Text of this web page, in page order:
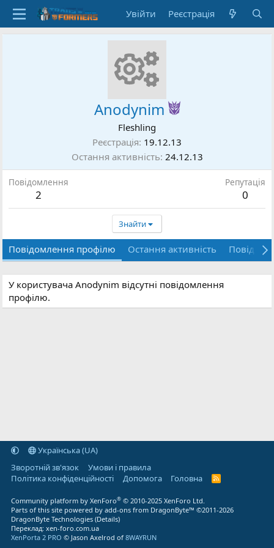
Увійти Реєстрація
Anodynim
Fleshling
Реєстрація 19.12.13
Остання активність 24.12.13
Повідомлення
2
Репутація
0
Знайти
Повідомлення профілю Остання активність
У користувача Anodynim відсутні повідомлення
профілю.
Українська (UA)
Зворотній зв'язок
Умови і правила
Політика конфіденційності
Дoпoмoга Головна
R
Community platform by XenForo® © 2010-2025 XenForo Ltd.
Parts of this site powered byadd-ons from DragonByte™ ©2011-2026
DragonByte Technologies (Details)
Переклад:xen-foro.com.ua
XenPorta 2 PRO © Jason Axelrod of8WAYRUN